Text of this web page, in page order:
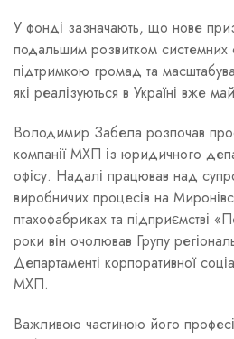
У фонді зазначають, що нове
подальшим розвитком системних
підтримкою громад та
які реалізуються в Україні вже
Володимир Забела розпочав
компанії МХП із юридичного
офісу. Надалі працював над
виробничих процесів на
птахофабриках та підприємстві
роки він очолював Групу
Департаменті корпоративної
МХП.
Важливою частиною його